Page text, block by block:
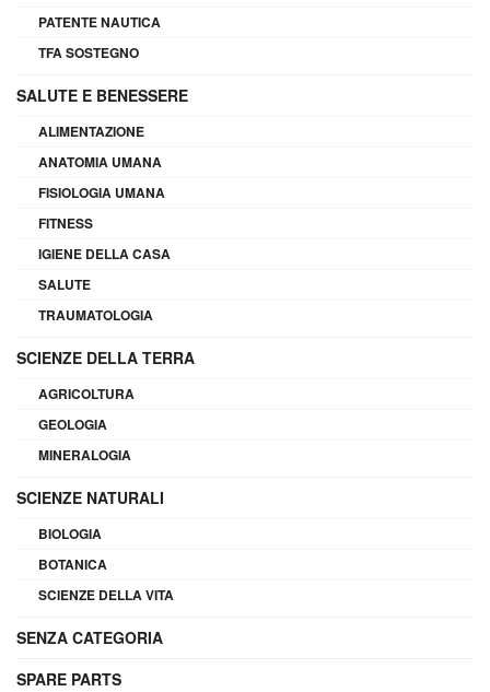
PATENTE NAUTICA
TFA SOSTEGNO
SALUTE E BENESSERE
ALIMENTAZIONE
ANATOMIA UMANA
FISIOLOGIA UMANA
FITNESS
IGIENE DELLA CASA
SALUTE
TRAUMATOLOGIA
SCIENZE DELLA TERRA
AGRICOLTURA
GEOLOGIA
MINERALOGIA
SCIENZE NATURALI
BIOLOGIA
BOTANICA
SCIENZE DELLA VITA
SENZA CATEGORIA
SPARE PARTS